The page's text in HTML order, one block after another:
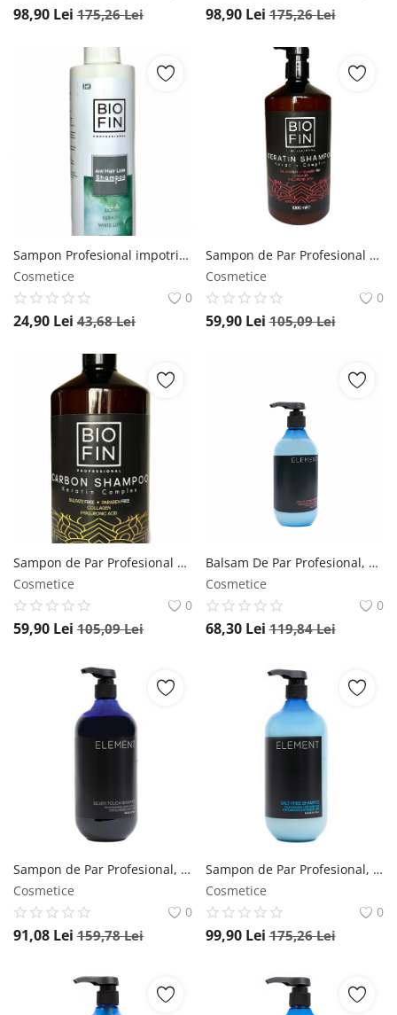
98,90 Lei 175,26Lei 98,90 Lei 175,26Lei
Sampon Profesional impotriva Caderii Parului, BIOFIN, 250 ml Biofin
Cosmetice
0
24,90 Lei 43,68Lei
Sampon de Par Profesional cu Keratina pentru Toate Tipurile de Par, BIOFIN, 1000 ml Biofin
Cosmetice
0
59,90 Lei 105,09Lei
Sampon de Par Profesional cu Carbon pentru Toate Tipurile de Par, BIOFIN, 1000 ml Biofin
Cosmetice
0
59,90 Lei 105,09Lei
Balsam De Par Profesional, Pentru Pastrarea Culorii, Color, Element, 1000 ml Element
Cosmetice
0
68,30 Lei 119,84Lei
Sampon de Par Profesional, SILVER, pentru par blond, Element, 1000 ml Element
Cosmetice
0
91,08 Lei 159,78Lei
Sampon de Par Profesional, fara SARE, Element, 1000 ml Element
Cosmetice
0
99,90 Lei 175,26Lei